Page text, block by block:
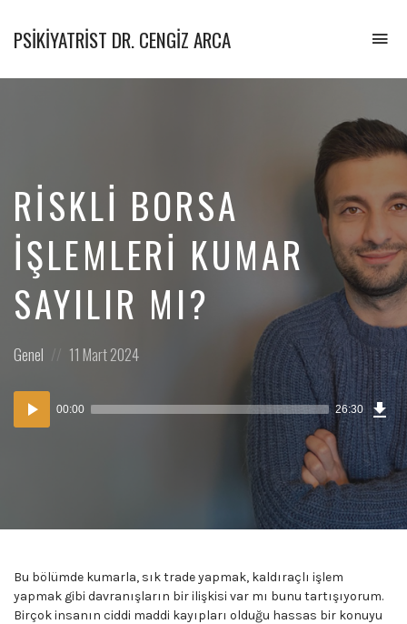
PSIKIYATRIST DR. CENGIZ ARCA
&
RISKLI BORSA
İŞLEMLERI KUMAR
SAYILIR MI?
Posted
Genel
Posted
11 Mart 2024
Ses
oynatıcı
00:00 26:30
MB)
Bu bölümde kumarla, sık trade yapmak, kaldıraçlı işlem
yapmak gibi davranışların bir ilişkisi var mı bunu tartışıyorum.
Birçok insanın ciddi maddi kayıpları olduğu hassas bir konuyu